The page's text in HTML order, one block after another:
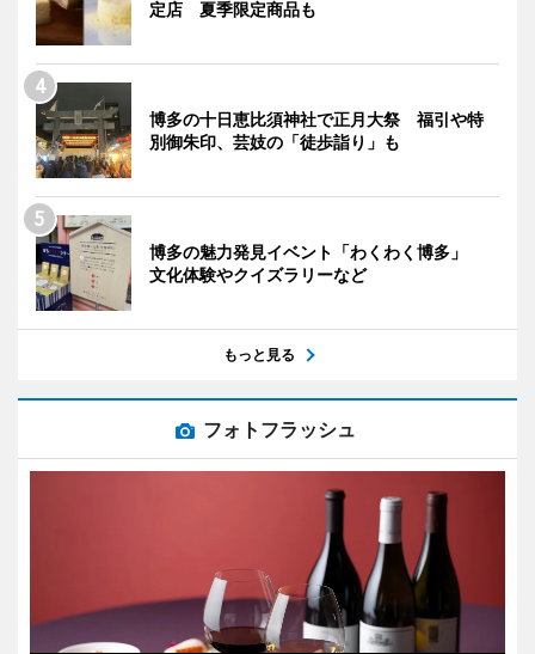
定店 夏季限定商品も
博多の十日恵比須神社で正月大祭 福引や特
別御朱印、芸妓の「徒歩詣り」も
博多の魅力発見イベント「わくわく博多」
文化体験やクイズラリーなど
もっと見る
フォトフラッシュ